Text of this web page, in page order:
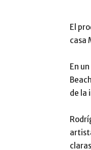
El
casa
En
de la